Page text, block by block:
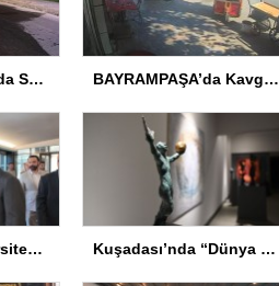
Otomobil Yangınında Sürücü Yaralandı BAYRAMPAŞA’da Kavga: Bir Kişi Hayatını Kaybetti
Kılıçdaroğlu Üniversitesi Tercih Merkezi’ni Ziyaret Etti Kuşadası’nda “Dünya Hâlâ Çiçek Açıyor” sergisi sanatseverlerle buluşuyor